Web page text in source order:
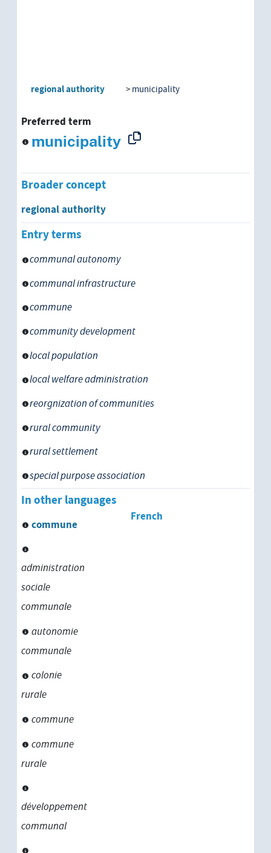
regional authority municipality
Preferred term
municipality
Broader concept
regional authority
Entry terms
communal autonomy
communal infrastructure
commune
community development
local population
local welfare administration
reorgnization of communities
rural community
rural settlement
special purpose association
In other languages
French
commune
administration
sociale
communale
autonomie
communale
colonie
rurale
commune
commune
rurale
développement
communal